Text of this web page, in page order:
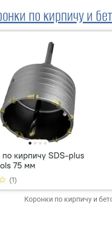
по кирпичу и
Коронки по кирпичу и